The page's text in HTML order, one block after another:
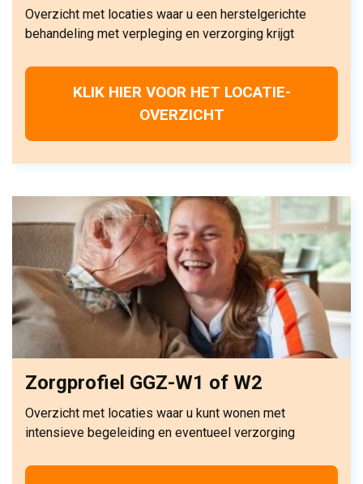
Overzicht met locaties waar u een herstelgerichte
behandeling met verpleging en verzorging krijgt
KLIK HIER VOOR HET LOCATIE-
OVERZICHT
Zorgprofiel GGZ-W1 of W2
Overzicht met locaties waar u kunt wonen met
intensieve begeleiding en eventueel verzorging